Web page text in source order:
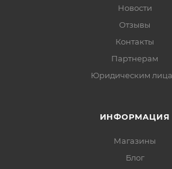
Новости
Отзывы
Контакты
Партнерам
Юридическим
ИНФОРМАЦИЯ
Магазины
Блог